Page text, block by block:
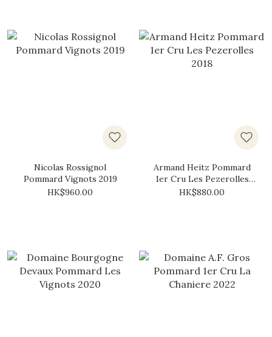
Nicolas Rossignol
Pommard Vignots 2019
HK$960.00
Armand Heitz Pommard
1er Cru Les Pezerolles
2018
HK$880.00